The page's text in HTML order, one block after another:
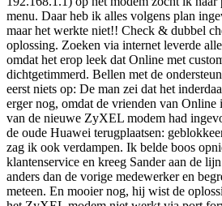
menu. Daar heb ik alles volgens plan
maar het werkte niet!! Check & dubbel
oplossing. Zoeken via internet leverde
omdat het erop leek dat Online met
dichtgetimmerd. Bellen met de
eerst niets op: De man zei dat het
erger nog, omdat de vrienden van Online
van de nieuwe ZyXEL modem had
de oude Huawei terugplaatsen:
zag ik ook verdampen. Ik belde boos
klantenservice en kreeg Sander aan de
anders dan de vorige medewerker en
meteen. En mooier nog, hij wist de